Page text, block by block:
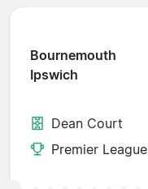
Bournemouth
Ipswich
Dean Court
Premier League